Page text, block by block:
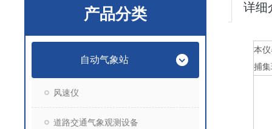
产品分类
自动气象站
风速仪
道路交通气象观测设备
详细
本
捕